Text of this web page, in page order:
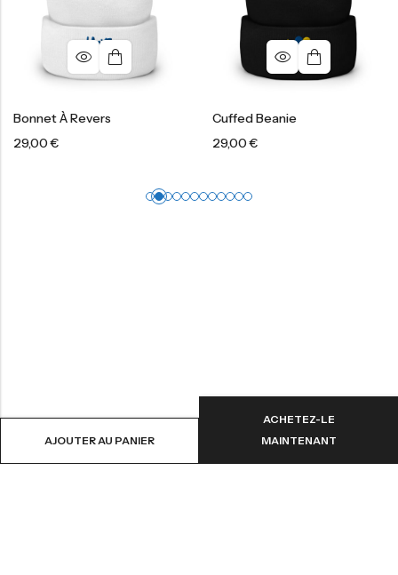
AJOUTER AU PANIER
ACHETEZ-LE
MAINTENANT
Bonnet À Revers
29,00€
Cuffed Beanie
29,00€